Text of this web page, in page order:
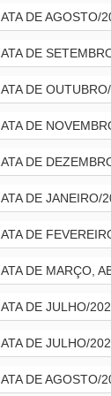
ATA DE AGOSTO/
ATA DE
ATA DE
ATA DE
ATA DE
ATA DE JANEIRO/
ATA DE
ATA DE MARÇO,
ATA DE JULHO/
ATA DE JULHO/
ATA DE AGOSTO/